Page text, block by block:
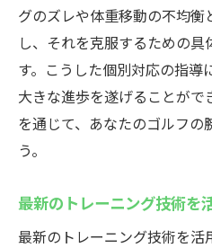
グのズレや体重移動の不均
し、それを克服するための
す。こうした個別対応の指導
大きな進歩を遂げることがで
を通じて、あなたのゴルフの
う。
最新のトレーニング技術を
最新のトレーニング技術を活